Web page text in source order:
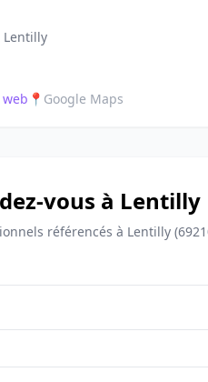
Lentilly
📍 Google Maps
vous à Lentilly
référencés à Lentilly